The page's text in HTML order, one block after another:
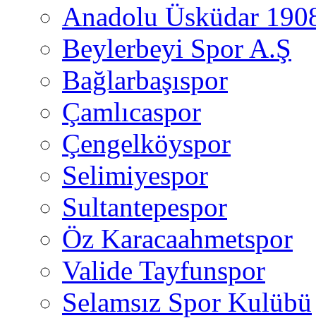
Anadolu Üsküdar
Beylerbeyi Spor A.Ş
Bağlarbaşıspor
Çamlıcaspor
Çengelköyspor
Selimiyespor
Sultantepespor
Öz Karacaahmetspor
Valide Tayfunspor
Selamsız Spor Kulübü